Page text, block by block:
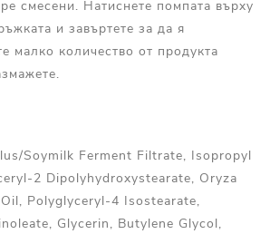
смесени. Натиснете помпата върху
и завъртете за да я
малко количество от продукта
Soymilk Ferment Filtrate, Isopropyl
2 Dipolyhydroxystearate, Oryza
Polyglyceryl-4 Isostearate,
Glycerin, Butylene Glycol,